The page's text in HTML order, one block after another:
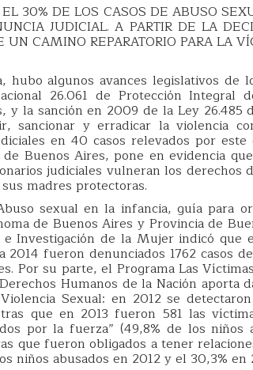
30% DE LOS CASOS DE ABUSO
JUDICIAL. A PARTIR DE LA
UN CAMINO REPARATORIO PARA LA
hubo algunos avances legislativos de
26.061 de Protección Integral
y la sanción en 2009 de la Ley
sancionar y erradicar la violencia
en 40 casos relevados por
Buenos Aires, pone en evidencia
judiciales vulneran los derechos
madres protectoras.
sexual en la infancia, guía para
de Buenos Aires y Provincia de
Investigación de la Mujer indicó que
2014 fueron denunciados 1762 casos
Por su parte, el Programa Las
Humanos de la Nación aporta
Sexual: en 2012 se
que en 2013 fueron 581 las
por la fuerza” (49,8% de los
que fueron obligados a tener
niños abusados en 2012 y el 30,3% en